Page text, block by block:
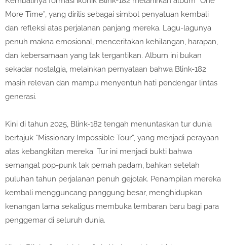
More Time”, yang dirilis sebagai simbol penyatuan kembali
dan refleksi atas perjalanan panjang mereka. Lagu-lagunya
penuh makna emosional, menceritakan kehilangan, harapan,
dan kebersamaan yang tak tergantikan. Album ini bukan
sekadar nostalgia, melainkan pernyataan bahwa Blink-182
masih relevan dan mampu menyentuh hati pendengar lintas
generasi.
Kini di tahun 2025, Blink-182 tengah menuntaskan tur dunia
bertajuk “Missionary Impossible Tour”, yang menjadi perayaan
atas kebangkitan mereka. Tur ini menjadi bukti bahwa
semangat pop-punk tak pernah padam, bahkan setelah
puluhan tahun perjalanan penuh gejolak. Penampilan mereka
kembali mengguncang panggung besar, menghidupkan
kenangan lama sekaligus membuka lembaran baru bagi para
penggemar di seluruh dunia.